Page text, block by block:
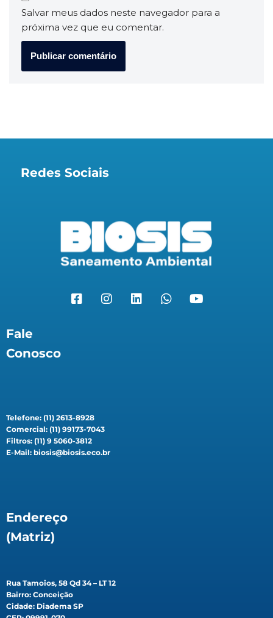
Salvar meus dados neste navegador para a
próxima vez que eu comentar.
Redes Sociais
Fale
Conosco
Telefone: (11) 2613-8928
Comercial: (11) 99173-7043
Filtros: (11) 9 5060-3812
E-Mail: biosis@biosis.eco.br
Endereço
(Matriz)
Rua Tamoios, 58 Qd 34 – LT 12
Bairro: Conceição
Cidade: Diadema SP